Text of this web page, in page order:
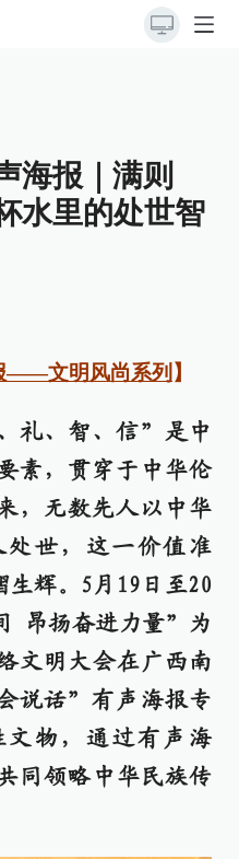
海报｜满则
水里的处世智
——文明风尚系列 】
礼、智、信”是中
素，贯穿于中华伦
，无数先人以中华
世，这一价值准
生辉。5月19日至20
昂扬奋进力量”为
文明大会在广西南
说话”有声海报专
物，通过有声海
同领略中华民族传